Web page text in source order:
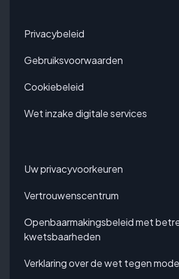
Privacybeleid
Gebruiksvoorwaarden
Cookiebeleid
Wet inzake digitale services
Uw privacyvoorkeuren
Vertrouwenscentrum
Openbaarmakingsbeleid met
kwetsbaarheden
Verklaring over de wet tegen